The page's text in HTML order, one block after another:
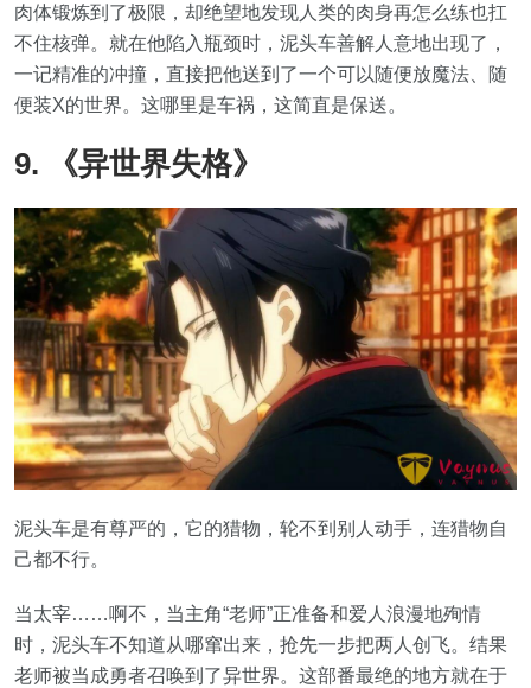
肉体锻炼到了极限，却绝望地发现人类的肉身再怎么练也扛
不住核弹。就在他陷入瓶颈时，泥头车善解人意地出现了，
一记精准的冲撞，直接把他送到了一个可以随便放魔法、随
便装X的世界。这哪里是车祸，这简直是保送。
9. 《异世界失格》
泥头车是有尊严的，它的猎物，轮不到别人动手，连猎物自
己都不行。
当太宰……啊不，当主角“老师”正准备和爱人浪漫地殉情
时，泥头车不知道从哪窜出来，抢先一步把两人创飞。结果
老师被当成勇者召唤到了异世界。这部番最绝的地方就在于